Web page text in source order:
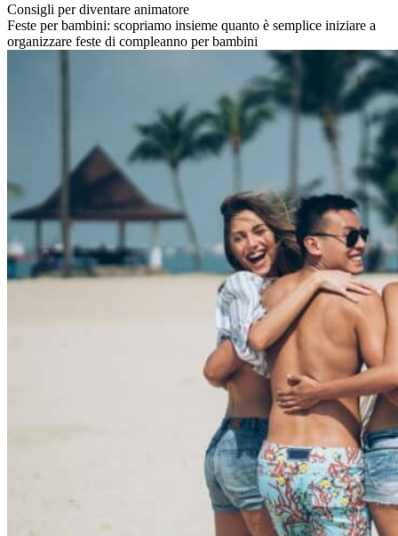
Consigli per diventare animatore
Feste per bambini: scopriamo insieme quanto è semplice iniziare a
organizzare feste di compleanno per bambini